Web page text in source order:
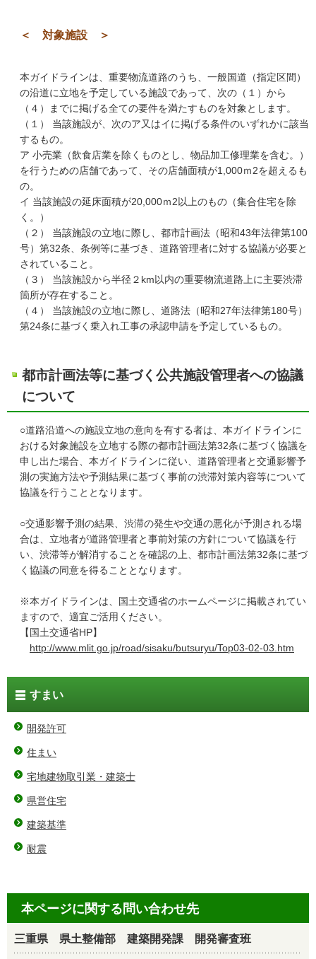
＜ 対象施設 ＞
本ガイドラインは、重要物流道路のうち、一般国道（指定区間）
の沿道に立地を予定している施設であって、次の（１）から
（４）までに掲げる全ての要件を満たすものを対象とします。
（１） 当該施設が、次のア又はイに掲げる条件のいずれかに該当
するもの。
ア 小売業（飲食店業を除くものとし、物品加工修理業を含む。）
を行うための店舗であって、その店舗面積が1,000ｍ2を超えるも
の。
イ 当該施設の延床面積が20,000ｍ2以上のもの（集合住宅を除
く。）
（２） 当該施設の立地に際し、都市計画法（昭和43年法律第100
号）第32条、条例等に基づき、道路管理者に対する協議が必要と
されていること。
（３） 当該施設から半径２km以内の重要物流道路上に主要渋滞
箇所が存在すること。
（４） 当該施設の立地に際し、道路法（昭和27年法律第180号）
第24条に基づく乗入れ工事の承認申請を予定しているもの。
都市計画法等に基づく公共施設管理者への協議
について
○道路沿道への施設立地の意向を有する者は、本ガイドラインに
おける対象施設を立地する際の都市計画法第32条に基づく協議を
申し出た場合、本ガイドラインに従い、道路管理者と交通影響予
測の実施方法や予測結果に基づく事前の渋滞対策内容等について
協議を行うこととなります。
○交通影響予測の結果、渋滞の発生や交通の悪化が予測される場
合は、立地者が道路管理者と事前対策の方針について協議を行
い、渋滞等が解消することを確認の上、都市計画法第32条に基づ
く協議の同意を得ることとなります。
※本ガイドラインは、国土交通省のホームページに掲載されてい
ますので、適宜ご活用ください。
【国土交通省HP】
http://www.mlit.go.jp/road/sisaku/butsuryu/Top03-02-03.htm
すまい
開発許可
住まい
宅地建物取引業・建築士
県営住宅
建築基準
耐震
本ページに関する問い合わせ先
三重県 県土整備部 建築開発課 開発審査班